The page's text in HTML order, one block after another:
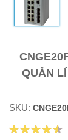
QUẢN
SKU: